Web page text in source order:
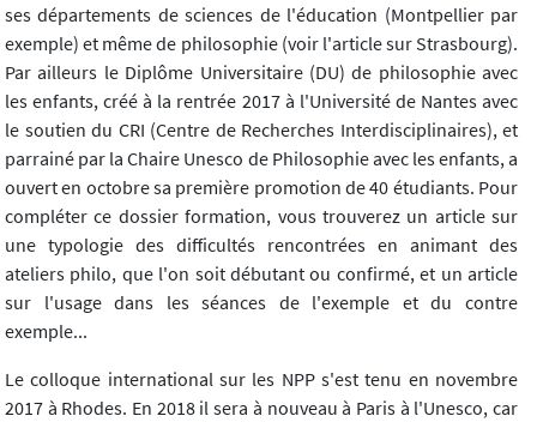
ses départements de sciences de l'éducation (Montpellier par
exemple) et même de philosophie (voir l'article sur Strasbourg).
Par ailleurs le Diplôme Universitaire (DU) de philosophie avec
les enfants, créé à la rentrée 2017 à l'Université de Nantes avec
le soutien du CRI (Centre de Recherches Interdisciplinaires), et
parrainé par la Chaire Unesco de Philosophie avec les enfants, a
ouvert en octobre sa première promotion de 40 étudiants. Pour
compléter ce dossier formation, vous trouverez un article sur
une typologie des difficultés rencontrées en animant des
ateliers philo, que l'on soit débutant ou confirmé, et un article
sur l'usage dans les séances de l'exemple et du contre
exemple...
Le colloque international sur les NPP s'est tenu en novembre
2017 à Rhodes. En 2018 il sera à nouveau à Paris à l'Unesco, car